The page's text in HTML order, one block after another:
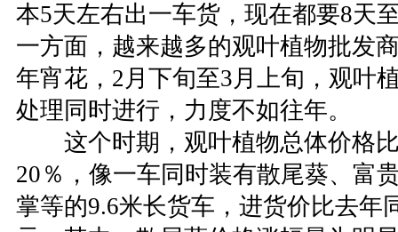
本5天左右出一车货，现在都要8天
一方面，越来越多的观叶植物批发
年宵花，2月下旬至3月上旬，观叶
处理同时进行，力度不如往年。
这个时期，观叶植物总体价格比
20％，像一车同时装有散尾葵、富
掌等的9.6米长货车，进货价比去年